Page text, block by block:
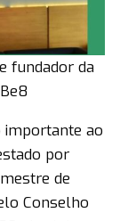
fundador da
importante ao
por
de
Conselho